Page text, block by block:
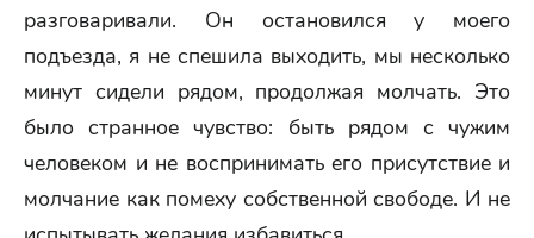
разговаривали. Он остановился у моего
подъезда, я не спешила выходить, мы несколько
минут сидели рядом, продолжая молчать. Это
было странное чувство: быть рядом с чужим
человеком и не воспринимать его присутствие и
молчание как помеху собственной свободе. И не